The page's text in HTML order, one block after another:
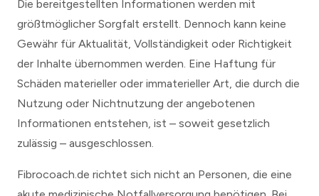
Die bereitgestellten Informationen werden mit
größtmöglicher Sorgfalt erstellt. Dennoch kann keine
Gewähr für Aktualität, Vollständigkeit oder Richtigkeit
der Inhalte übernommen werden. Eine Haftung für
Schäden materieller oder immaterieller Art, die durch die
Nutzung oder Nichtnutzung der angebotenen
Informationen entstehen, ist – soweit gesetzlich
zulässig – ausgeschlossen.
Fibrocoach.de richtet sich nicht an Personen, die eine